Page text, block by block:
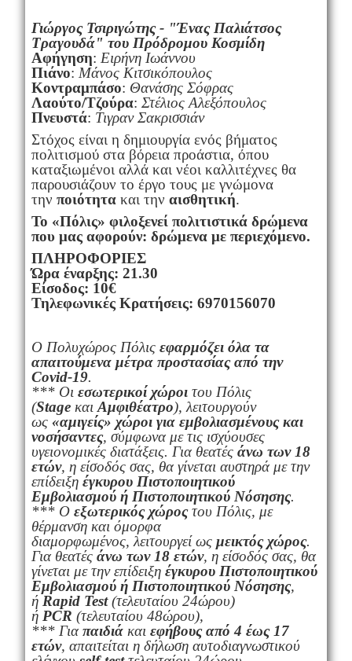
Γιώργος Τσιριγώτης - "Ένας Παλιάτσος
Τραγουδά" του Πρόδρομου Κοσμίδη
Αφήγηση: Ειρήνη Ιωάννου
Πιάνο: Μάνος Κιτσικόπουλος
Κοντραμπάσο: Θανάσης Σόφρας
Λαούτο/Τζούρα: Στέλιος Αλεξόπουλος
Πνευστά: Τιγραν Σακρισσιάν
Στόχος είναι η δημιουργία ενός βήματος
πολιτισμού στα βόρεια προάστια, όπου
καταξιωμένοι αλλά και νέοι καλλιτέχνες θα
παρουσιάζουν το έργο τους με γνώμονα
την ποιότητα και την αισθητική.
Το «Πόλις» φιλοξενεί πολιτιστικά δρώμενα
που μας αφορούν: δρώμενα με περιεχόμενο.
ΠΛΗΡΟΦΟΡΙΕΣ
Ώρα έναρξης: 21.30
Είσοδος: 10€
Τηλεφωνικές Κρατήσεις: 6970156070
Ο Πολυχώρος Πόλις εφαρμόζει όλα τα
απαιτούμενα μέτρα προστασίας από την
Covid-19.
*** Οι εσωτερικοί χώροιτου Πόλις
(Stageκαι Αμφιθέατρο), λειτουργούν
ως «αμιγείς» χώροι για εμβολιασμένους και
νοσήσαντες, σύμφωνα με τις ισχύουσες
υγειονομικές διατάξεις. Για θεατές άνω των 18
ετών, η είσοδός σας, θα γίνεται αυστηρά με την
επίδειξη έγκυρου Πιστοποιητικού
Εμβολιασμού ή Πιστοποιητικού Νόσησης.​
*** Ο εξωτερικός χώροςτου Πόλις, με
θέρμανση και όμορφα
διαμορφωμένος, λειτουργεί ως μεικτός χώρος.
Για θεατές άνω των 18 ετών, η είσοδός σας, θα
γίνεται με την επίδειξη έγκυρου Πιστοποιητικού
Εμβολιασμού ή Πιστοποιητικού Νόσησης,
ή Rapid Test(τελευταίου 24ώρου)
ή PCR (τελευταίου 48ώρου),
*** Για παιδιάκαι εφήβους από 4 έως 17
ετών, απαιτείται η δήλωση αυτοδιαγνωστικού